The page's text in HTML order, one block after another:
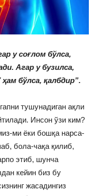
у соғлом бўлса,
Агар у бузилса,
бўлса, қалбдир”.
тушунадиган ақли
Инсон ўзи ким?
ми ёки бошқа нарса-
бола-чақа қилиб,
этиб, шунча
кейин биз бу
жасадингиз